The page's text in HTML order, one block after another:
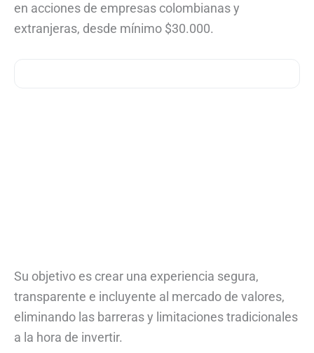
en acciones de empresas colombianas y
extranjeras, desde mínimo $30.000.
Su objetivo es crear una experiencia segura,
transparente e incluyente al mercado de valores,
eliminando las barreras y limitaciones tradicionales
a la hora de invertir.